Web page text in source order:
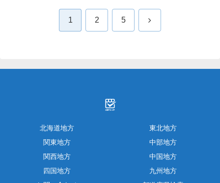
1 2 5 次
北海道地方
東北地方
関東地方
中部地方
関西地方
中国地方
四国地方
九州地方